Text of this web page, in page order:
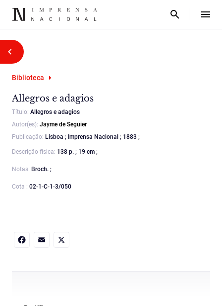
Biblioteca
Allegros e adagios
Título: Allegros e adagios
Autor(es): Jayme de Seguier
Publicação: Lisboa ; Imprensa Nacional ; 1883 ;
Descrição física: 138 p. ; 19 cm ;
Notas: Broch. ;
Cota : 02-1-C-1-3/050